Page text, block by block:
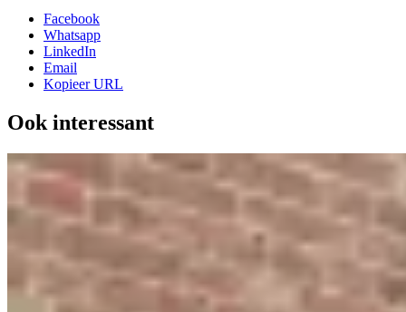
Facebook
Whatsapp
LinkedIn
Email
Kopieer URL
Ook interessant